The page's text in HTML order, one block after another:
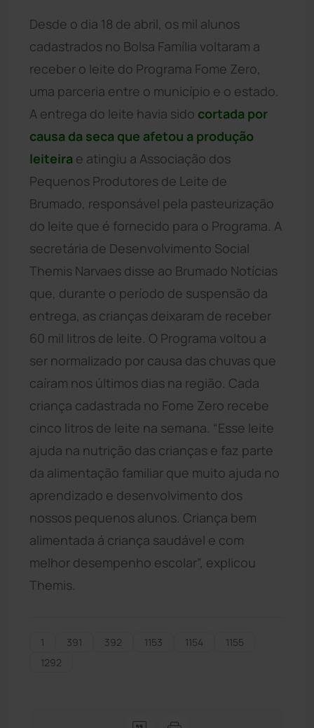
Desde o dia 18 de abril, os mil alunos
cadastrados no Bolsa Família voltaram a
receber o leite do Programa Fome Zero,
uma parceria entre o município e o estado.
A entrega do leite havia sido cortada por
causa da seca que afetou a produção
leiteira e atingiu a Associação dos
Pequenos Produtores de Leite de
Brumado, responsável pela pasteurização
do leite que é fornecido para o Programa. A
secretária de Desenvolvimento Social
Themis Narvaes disse ao Brumado Notícias
que, durante o período de suspensão da
entrega, as crianças deixaram de receber
60 mil litros de leite. O Programa voltou a
ser normalizado por causa das chuvas que
caíram nos últimos dias na região. Cada
criança cadastrada no Fome Zero recebe
cinco litros de leite na semana. “Esse leite
ajuda na nutrição das crianças e faz parte
da alimentação familiar que muito ajuda no
aprendizado e desenvolvimento dos
nossos pequenos alunos. Criança bem
alimentada á criança saudável e com
melhor desempenho escolar”, explicou
Themis.
1 391 392 1153 1154
1155
1292